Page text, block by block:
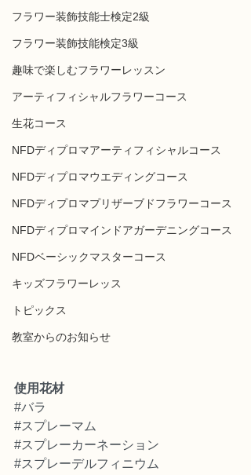
フラワー装飾技能士検定2級
フラワー装飾技能検定3級
趣味で楽しむフラワーレッスン
アーティフィシャルフラワーコース
生花コース
NFDディプロマアーティフィシャルコース
NFDディプロマウエディングコース
NFDディプロマプリザーブドフラワーコース
NFDディプロマインドアガーデニングコース
NFDベーシックマスターコース
キッズフラワーレッス
トピックス
教室からのお知らせ
使用花材
#バラ
#スプレーマム
#スプレーカーネーション
#スプレーデルフィニウム